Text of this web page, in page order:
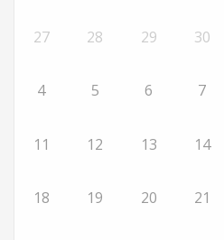
27 28 29 30
4 5 6 7
11 12 13 14
18 19 20 21